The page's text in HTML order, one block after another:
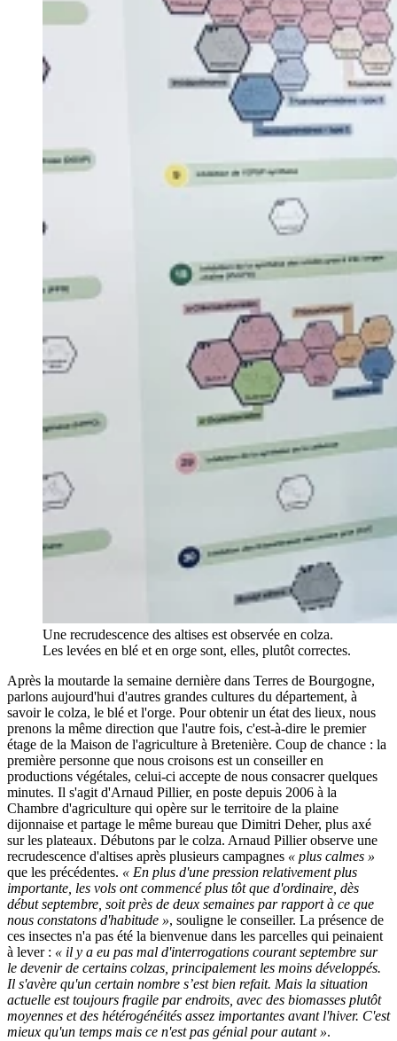
Une recrudescence des altises est observée en colza.
Les levées en blé et en orge sont, elles, plutôt correctes.
Après la moutarde la semaine dernière dans Terres de Bourgogne,
parlons aujourd'hui d'autres grandes cultures du département, à
savoir le colza, le blé et l'orge. Pour obtenir un état des lieux, nous
prenons la même direction que l'autre fois, c'est-à-dire le premier
étage de la Maison de l'agriculture à Bretenière. Coup de chance : la
première personne que nous croisons est un conseiller en
productions végétales, celui-ci accepte de nous consacrer quelques
minutes. Il s'agit d'Arnaud Pillier, en poste depuis 2006 à la
Chambre d'agriculture qui opère sur le territoire de la plaine
dijonnaise et partage le même bureau que Dimitri Deher, plus axé
sur les plateaux. Débutons par le colza. Arnaud Pillier observe une
recrudescence d'altises après plusieurs campagnes « plus calmes »
que les précédentes. « En plus d'une pression relativement plus
importante, les vols ont commencé plus tôt que d'ordinaire, dès
début septembre, soit près de deux semaines par rapport à ce que
nous constatons d'habitude », souligne le conseiller. La présence de
ces insectes n'a pas été la bienvenue dans les parcelles qui peinaient
à lever : « il y a eu pas mal d'interrogations courant septembre sur
le devenir de certains colzas, principalement les moins développés.
Il s'avère qu'un certain nombre s’est bien refait. Mais la situation
actuelle est toujours fragile par endroits, avec des biomasses plutôt
moyennes et des hétérogénéités assez importantes avant l'hiver. C'est
mieux qu'un temps mais ce n'est pas génial pour autant ».